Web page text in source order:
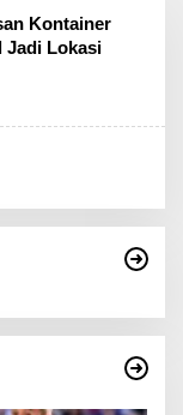
Kontainer
Jadi Lokasi